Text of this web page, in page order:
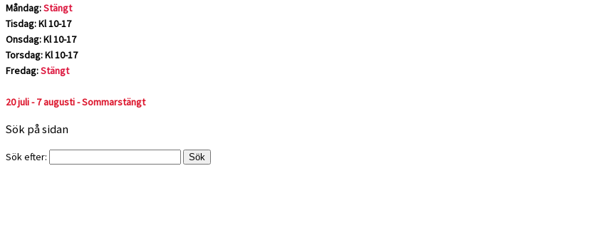
Måndag:Stängt
Tisdag: Kl 10-17
Onsdag: Kl 10-17
Torsdag: Kl 10-17
Fredag:Stängt
20 juli - 7 augusti - Sommarstängt
Sök på sidan
Sök efter: